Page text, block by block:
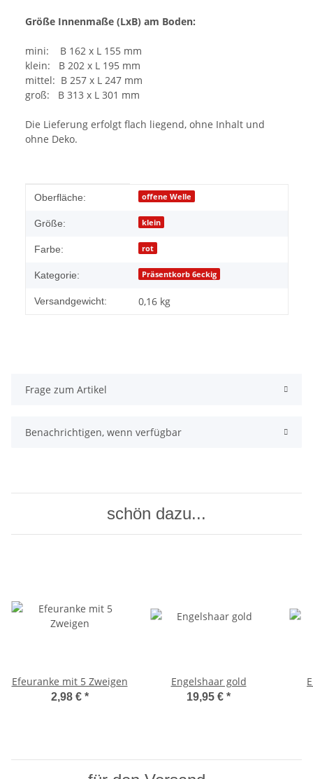
Größe Innenmaße (LxB) am Boden:
mini: B 162 x L 155 mm
klein: B 202 x L 195 mm
mittel: B 257 x L 247 mm
groß: B 313 x L 301 mm
Die Lieferung erfolgt flach liegend, ohne Inhalt und
ohne Deko.
Produkteigenschaft
Wert
Oberfläche: offene Welle
Größe: klein
Farbe: rot
Kategorie: Präsentkorb 6eckig
Versandgewicht: 0,16 kg
Frage zum Artikel
Benachrichtigen, wenn verfügbar
schön dazu...
Efeuranke mit 5 Zweigen
2,98 € *
Engelshaar gold
19,95 € *